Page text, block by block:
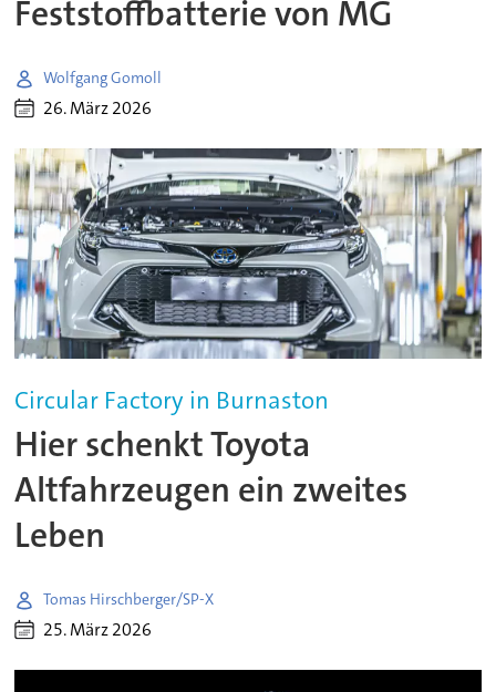
Feststoffbatterie von MG
Wolfgang Gomoll
26. März 2026
Circular Factory in Burnaston
Hier schenkt Toyota
Altfahrzeugen ein zweites
Leben
Tomas Hirschberger/SP-X
25. März 2026